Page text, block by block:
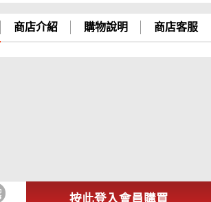
商店介紹 購物說明 商店客服
按此登入會員購買
銀行、上海銀行、富邦銀行、國泰世華、
企銀、台中銀行、匯豐銀行、華泰銀行、